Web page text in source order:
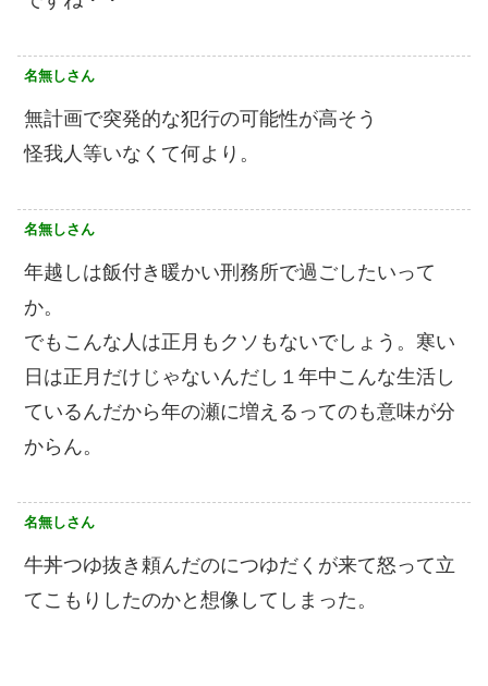
名無しさん
無計画で突発的な犯行の可能性が高そう
怪我人等いなくて何より。
名無しさん
年越しは飯付き暖かい刑務所で過ごしたいって
か。
でもこんな人は正月もクソもないでしょう。寒い
日は正月だけじゃないんだし１年中こんな生活し
ているんだから年の瀬に増えるってのも意味が分
からん。
名無しさん
牛丼つゆ抜き頼んだのにつゆだくが来て怒って立
てこもりしたのかと想像してしまった。